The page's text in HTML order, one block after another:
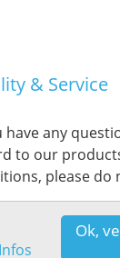
Ok,
& Service
have any
to our
please